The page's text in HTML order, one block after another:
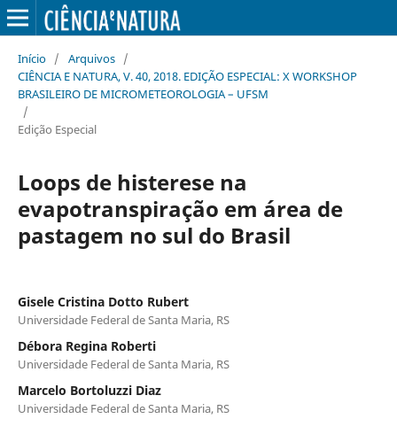
Início / Arquivos /
CIÊNCIA E NATURA, V. 40, 2018. EDIÇÃO ESPECIAL: X WORKSHOP
BRASILEIRO DE MICROMETEOROLOGIA – UFSM
/
Edição Especial
Loops de histerese na
evapotranspiração em área de
pastagem no sul do Brasil
Gisele Cristina Dotto Rubert
Universidade Federal de Santa Maria, RS
Débora Regina Roberti
Universidade Federal de Santa Maria, RS
Marcelo Bortoluzzi Diaz
Universidade Federal de Santa Maria, RS